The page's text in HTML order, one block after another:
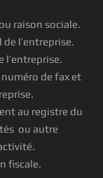
raison sociale.
l’entreprise.
l’entreprise.
de fax et
au registre du
ou autre
fiscale.